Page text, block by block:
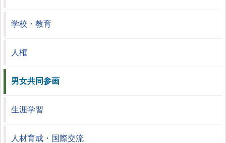
学校・教育
人権
男女共同参画
生涯学習
人材育成・国際交流